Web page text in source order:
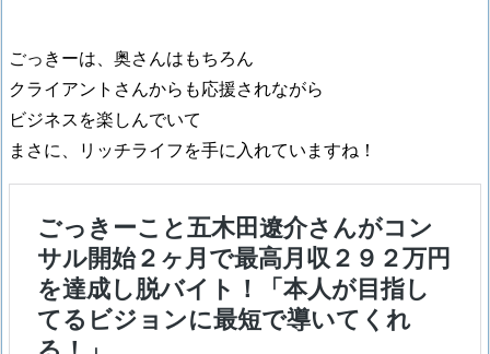
ごっきーは、奥さんはもちろん
クライアントさんからも応援されながら
ビジネスを楽しんでいて
まさに、リッチライフを手に入れていますね！